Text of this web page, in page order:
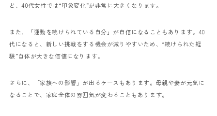
ど、40代女性では“印象変化”が非常に大きくなります。
また、「運動を続けられている自分」が自信になることもあります。40
代になると、新しい挑戦をする機会が減りやすいため、“続けられた経
験”自体が大きな価値になります。
さらに、「家族への影響」が出るケースもあります。母親や妻が元気に
なることで、家庭全体の雰囲気が変わることもあります。